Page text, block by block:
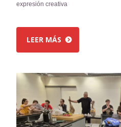
expresión creativa
LEER MÁS